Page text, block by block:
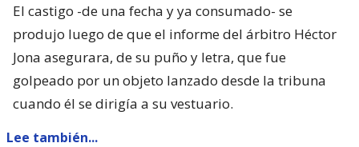
El castigo -de una fecha y ya consumado- se
produjo luego de que el informe del árbitro Héctor
Jona asegurara, de su puño y letra, que fue
golpeado por un objeto lanzado desde la tribuna
cuando él se dirigía a su vestuario.
Lee también...